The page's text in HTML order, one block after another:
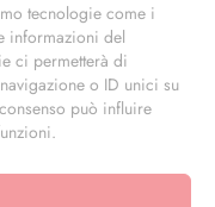
tecnologie come i
informazioni del
ci permetterà di
o ID unici su
può influire